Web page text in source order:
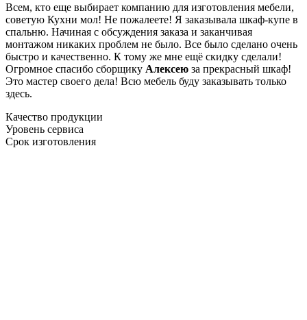
Всем, кто еще выбирает компанию для изготовления мебели,
советую Кухни мол! Не пожалеете! Я заказывала шкаф-купе в
спальню. Начиная с обсуждения заказа и заканчивая
монтажом никаких проблем не было. Все было сделано очень
быстро и качественно. К тому же мне ещё скидку сделали!
Огромное спасибо сборщику Алексею за прекрасный шкаф!
Это мастер своего дела! Всю мебель буду заказывать только
здесь.
Качество продукции
Уровень сервиса
Срок изготовления